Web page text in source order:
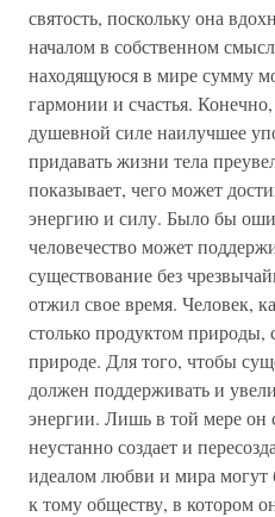
святость, поскольку она
началом в собственном
находящуюся в мире сумму
гармонии и счастья. Конечно,
душевной силе наилучшее
придавать жизни тела
показывает, чего может
энергию и силу. Было бы
человечество может
существование без
отжил свое время. Человек,
столько продуктом природы,
природе. Для того, чтобы
должен поддерживать и
энергии. Лишь в той мере он
неустанно создает и
идеалом любви и мира
к тому обществу, в котором